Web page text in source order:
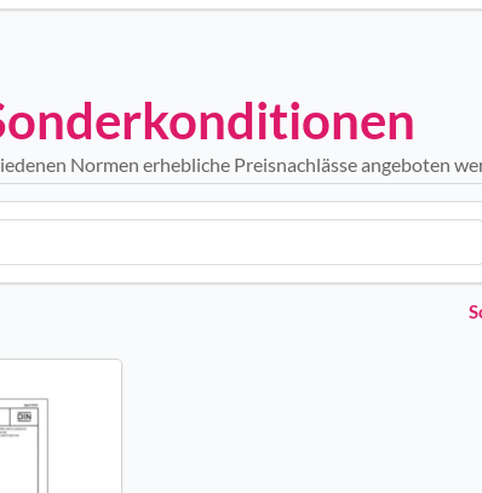
Normen erhebliche Preisnachlässe angeboten